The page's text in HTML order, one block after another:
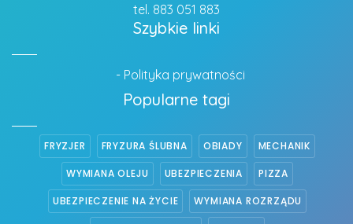
tel. 883 051 883
Szybkie linki
- Polityka prywatności
Popularne tagi
FRYZJER FRYZURA ŚLUBNA OBIADY MECHANIK
WYMIANA OLEJU UBEZPIECZENIA PIZZA
UBEZPIECZENIE NA ŻYCIE WYMIANA ROZRZĄDU